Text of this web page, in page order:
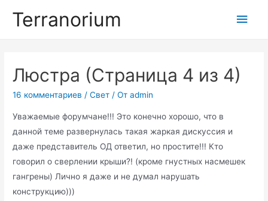
Terranorium
Люстра (Страница 4 из 4)
16 комментариев /Свет / От admin
Уважаемые форумчане!!! Это конечно хорошо, что в
данной теме развернулась такая жаркая дискуссия и
даже представитель ОД ответил, но простите!!! Кто
говорил о сверлении крыши?! (кроме гнустных насмешек
гангрены) Лично я даже и не думал нарушать
конструкцию)))